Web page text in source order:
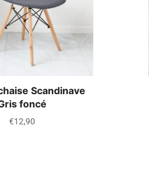
Scandinave
foncé
Prix
€12,90